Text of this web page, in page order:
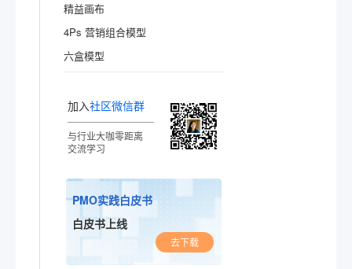
精益画布
4Ps 营销组合模型
六盒模型
加入社区微信群
与行业大咖零距离
交流学习
PMO实践白皮书
白皮书上线
去下载